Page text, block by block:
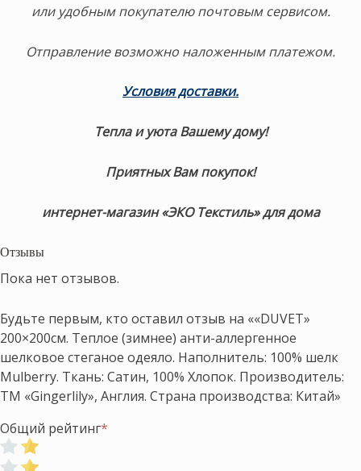
или удобным покупателю почтовым сервисом.
Отправление возможно наложенным платежом.
Условия доставки.
Тепла и уюта Вашему дому!
Приятных Вам покупок!
интернет-магазин «ЭКО Текстиль» для дома
Отзывы
Пока нет отзывов.
Будьте первым, кто оставил отзыв на ««DUVET»
200×200см. Теплое (зимнее) анти-аллергенное
шелковое стеганое одеяло. Наполнитель: 100% шелк
Mulberry. Ткань: Сатин, 100% Хлопок. Производитель:
ТМ «Gingerlily», Англия. Страна производства: Китай»
Общий рейтинг*